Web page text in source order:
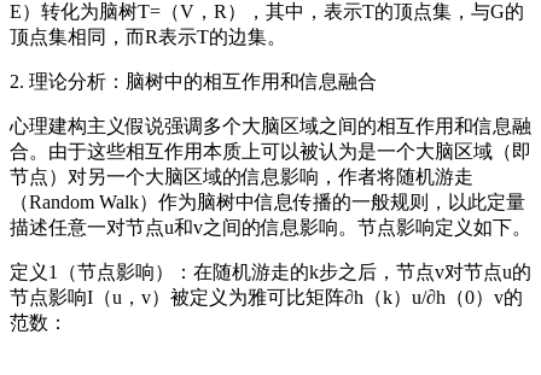
E）转化为脑树T=（V，R），其中，表示T的顶点集，与G的
顶点集相同，而R表示T的边集。
2. 理论分析：脑树中的相互作用和信息融合
心理建构主义假说强调多个大脑区域之间的相互作用和信息融
合。由于这些相互作用本质上可以被认为是一个大脑区域（即
节点）对另一个大脑区域的信息影响，作者将随机游走
（Random Walk）作为脑树中信息传播的一般规则，以此定量
描述任意一对节点u和v之间的信息影响。节点影响定义如下。
定义1（节点影响）：在随机游走的k步之后，节点v对节点u的
节点影响I（u，v）被定义为雅可比矩阵∂h（k）u/∂h（0）v的
范数：